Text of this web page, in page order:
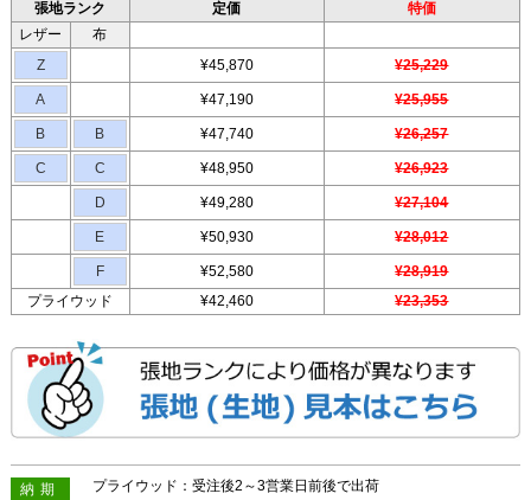
張地ランク 定価
特価
レザー
布
Z
¥45,870 ¥25,229
A ¥47,190 ¥25,955
B B ¥47,740 ¥26,257
C C ¥48,950 ¥26,923
D ¥49,280 ¥27,104
E ¥50,930 ¥28,012
F ¥52,580
¥28,919
プライウッド
¥42,460 ¥23,353
納期
プライウッド：受注後2～3営業日前後で出荷